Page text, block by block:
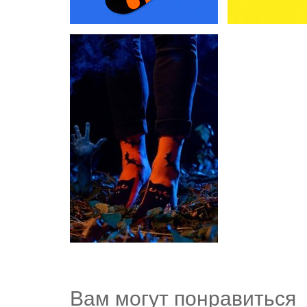
Вам могут понравиться